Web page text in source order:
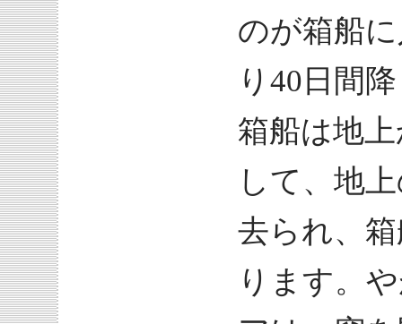
のが箱船
り40日間
箱船は地
して、地
去られ、
ります。